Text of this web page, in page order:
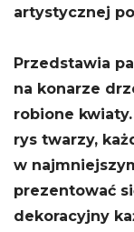
artystycznej
Przedstawia
na konarze
robione
rys twarzy,
w
prezentować
dekoracyjny